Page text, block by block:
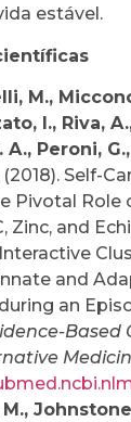
estável.
M.,
I., Riva,
A., Peroni,
(2018). Self-
Pivotal Role
Zinc, and
and
an